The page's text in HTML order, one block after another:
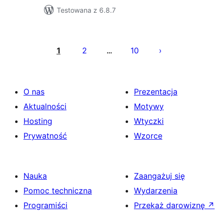
Testowana z 6.8.7
wpisów
1 2 … 10
O nas
Aktualności
Hosting
Prywatność
Prezentacja
Motywy
Wtyczki
Wzorce
Nauka
Pomoc techniczna
Programiści
Zaangażuj się
Wydarzenia
Przekaż darowiznę ↗